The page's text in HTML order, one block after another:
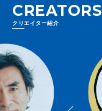
CREATORS
クリエイター紹介